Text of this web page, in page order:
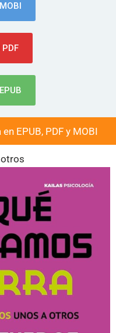
PDF
EPUB, PDF y MOBI